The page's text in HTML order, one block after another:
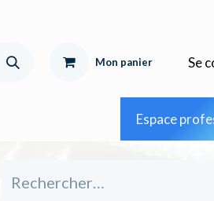
Mon panier Se
Espace